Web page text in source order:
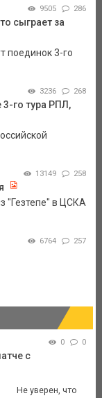
9505 286
сыграет за
поединок 3-го
3236 268
го тура РПЛ,
13149 258
"Гезтепе" в ЦСКА
6764 257
0 0
с
Не уверен, что